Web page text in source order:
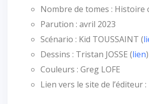
Nombre de tomes : Histoire
Parution : avril 2023
Scénario : Kid TOUSSAINT (
Dessins : Tristan JOSSE (lien)
Couleurs : Greg LOFE
Lien vers le site de l’éditeur :